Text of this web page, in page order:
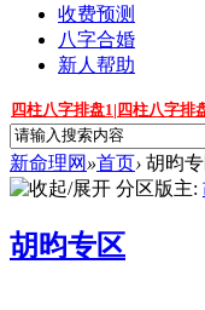
收费预测
八字合婚
新人帮助
四柱八字排盘1 | 四柱八字排
新命理网 »首页› 胡昀
分区版主:
胡昀专区